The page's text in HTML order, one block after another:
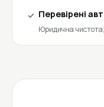
Перевірені
Юридична чистота,